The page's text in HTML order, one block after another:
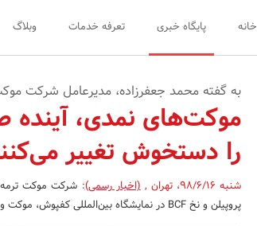
خانه پایگاه خبری تعرفه خدمات وبلاگ
به گفته محمد جعفرزاده، مدیرعامل شرکت
موکت‌های نمدی،
را دستخوش تغییر
شنبه 98/6/16 ،تهران ,(اخبار رسمی): شرکت موکت ترمه
پروپیلن و نخ BCF در نمایشگاه بین‌المللی کفپوش، موکت و فرش ماشینی 1398 شرکت خواهد کرد.